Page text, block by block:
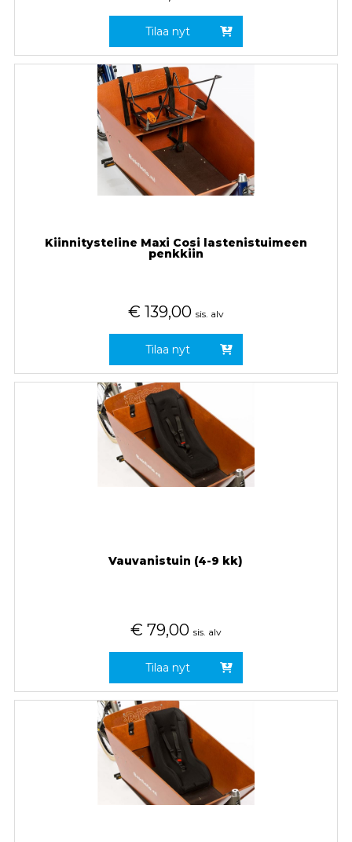
Tilaa nyt
Kiinnitysteline Maxi Cosi lastenistuimeen
penkkiin
€ 139,00 sis. alv
Tilaa nyt
Vauvanistuin (4-9 kk)
€ 79,00 sis. alv
Tilaa nyt